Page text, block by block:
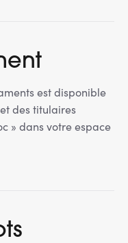
est disponible
des titulaires
» dans votre espace